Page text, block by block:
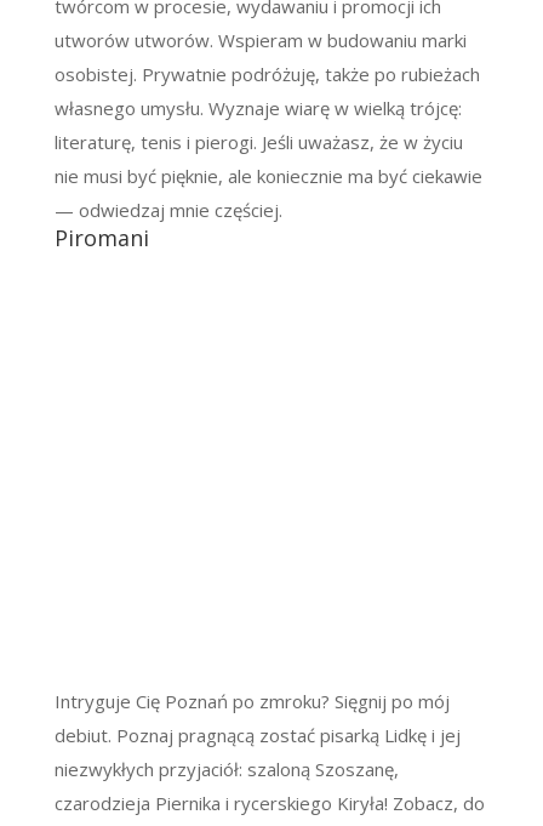
twórcom w procesie, wydawaniu i promocji ich
utworów utworów. Wspieram w budowaniu marki
osobistej. Prywatnie podróżuję, także po rubieżach
własnego umysłu. Wyznaje wiarę w wielką trójcę:
literaturę, tenis i pierogi. Jeśli uważasz, że w życiu
nie musi być pięknie, ale koniecznie ma być ciekawie
— odwiedzaj mnie częściej.
Piromani
Intryguje Cię Poznań po zmroku? Sięgnij po mój
debiut. Poznaj pragnącą zostać pisarką Lidkę i jej
niezwykłych przyjaciół: szaloną Szoszanę,
czarodzieja Piernika i rycerskiego Kiryła! Zobacz, do